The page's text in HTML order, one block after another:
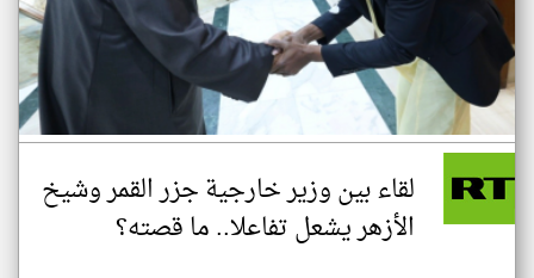
لقاء بين وزير خارجية جزر القمر وشيخ
الأزهر يشعل تفاعلا.. ما قصته؟